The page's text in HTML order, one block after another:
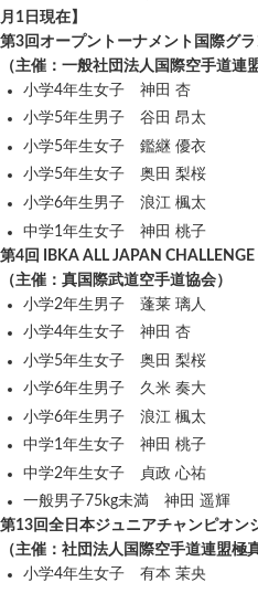
月1日現在】
第3回オープントーナメント国際グ
（主催：一般社団法人国際空手道連
小学4年生女子 神田 杏
小学5年生男子 谷田 昂太
小学5年生女子 鑑継 優衣
小学5年生女子 奥田 梨桜
小学6年生男子 浪江 楓太
中学1年生女子 神田 桃子
第4回 IBKA ALL JAPAN CHALLENGE
（主催：真国際武道空手道協会）
小学2年生男子 蓬莱 璃人
小学4年生女子 神田 杏
小学5年生女子 奥田 梨桜
小学6年生男子 久米 奏大
小学6年生男子 浪江 楓太
中学1年生女子 神田 桃子
中学2年生女子 貞政 心祐
一般男子75kg未満 神田 遥輝
第13回全日本ジュニアチャンピオン
（主催：社団法人国際空手道連盟極
小学4年生女子 有本 茉央